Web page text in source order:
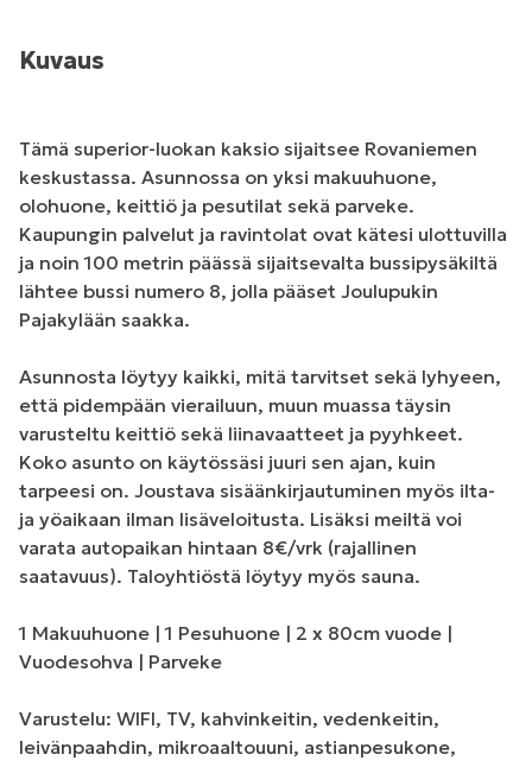
Kuvaus
Tämä superior-luokan kaksio sijaitsee Rovaniemen
keskustassa. Asunnossa on yksi makuuhuone,
olohuone, keittiö ja pesutilat sekä parveke.
Kaupungin palvelut ja ravintolat ovat kätesi ulottuvilla
ja noin 100 metrin päässä sijaitsevalta bussipysäkiltä
lähtee bussi numero 8, jolla pääset Joulupukin
Pajakylään saakka.
Asunnosta löytyy kaikki, mitä tarvitset sekä lyhyeen,
että pidempään vierailuun, muun muassa täysin
varusteltu keittiö sekä liinavaatteet ja pyyhkeet.
Koko asunto on käytössäsi juuri sen ajan, kuin
tarpeesi on. Joustava sisäänkirjautuminen myös ilta-
ja yöaikaan ilman lisäveloitusta. Lisäksi meiltä voi
varata autopaikan hintaan 8€/vrk (rajallinen
saatavuus). Taloyhtiöstä löytyy myös sauna.
1 Makuuhuone | 1 Pesuhuone | 2 x 80cm vuode |
Vuodesohva | Parveke
Varustelu: WIFI, TV, kahvinkeitin, vedenkeitin,
leivänpaahdin, mikroaaltouuni, astianpesukone,